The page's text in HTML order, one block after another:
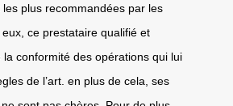
plus recommandées par les
ce prestataire qualifié et
conformité des opérations qui lui
de l’art. en plus de cela, ses